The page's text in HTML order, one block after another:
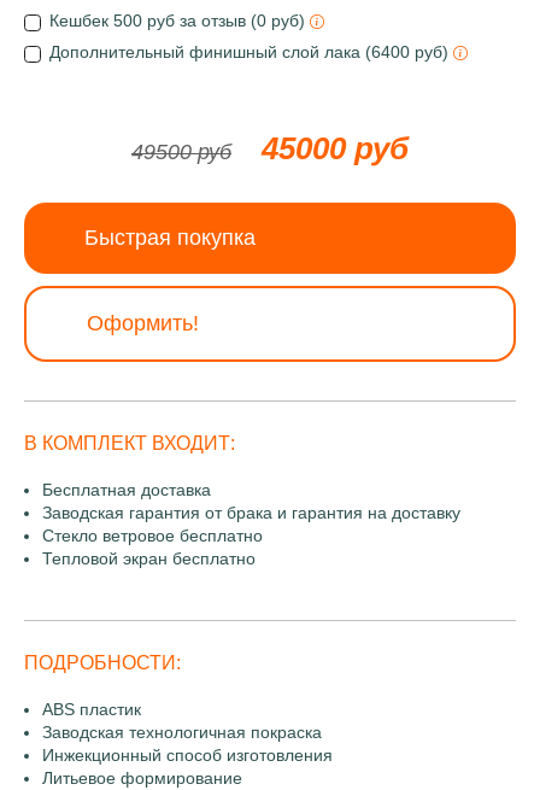
Кешбек 500 руб за отзыв (0 руб)
Дополнительный финишный слой лака (6400 руб)
49500 руб 45000 руб
Быстрая покупка
Оформить!
В КОМПЛЕКТ ВХОДИТ:
Бесплатная доставка
Заводская гарантия от брака и гарантия на доставку
Стекло ветровое бесплатно
Тепловой экран бесплатно
ПОДРОБНОСТИ:
ABS пластик
Заводская технологичная покраска
Инжекционный способ изготовления
Литьевое формирование